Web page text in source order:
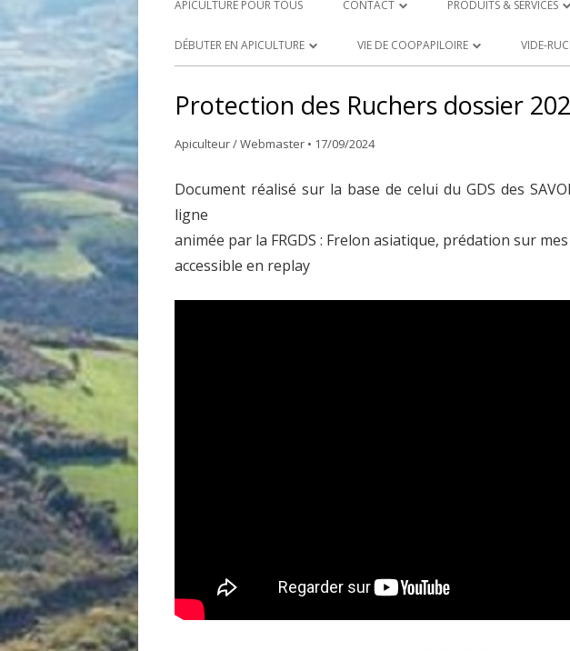
APICULTURE POUR TOUS CONTACT
DÉPÔT DE MONTBRISON
PRODUITS & SERVICES
ROYAL CARE
DÉSINSECTISEUR
DÉBUTER EN APICULTURE
MATÉRIEL POUR UNE PREMIÈRE
INSTALLATION D’UN ÉLÈVE DU
RUCHER ÉCOLE
VIE DE COOPAPILOIRE
ASSEMBLÉES GÉNÉRALES
VIDE-
Protection des Ruchers dossier
Apiculteur / Webmaster • 17/09/2024
Document réalisé sur la base de celui du GDS des
ligne
animée par la FRGDS : Frelon asiatique, prédation sur
accessible en replay